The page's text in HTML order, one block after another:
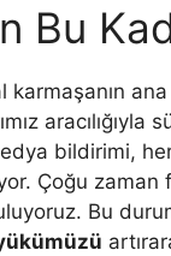
Bu
aracılığıyla
bildirimi,
Çoğu
Bu